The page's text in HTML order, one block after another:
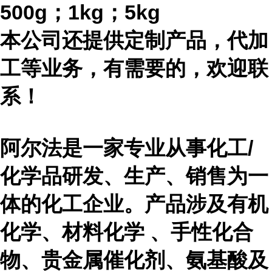
500g；1kg；5kg
本公司还提供定制产品，代加
工等业务，有需要的，欢迎联
系！
阿尔法是一家专业从事化工/
化学品研发、生产、销售为一
体的化工企业。产品涉及有机
化学、材料化学 、手性化合
物、贵金属催化剂、氨基酸及